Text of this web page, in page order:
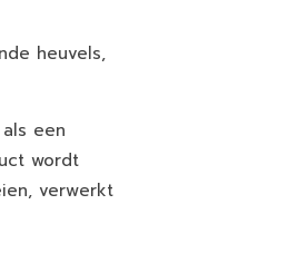
heuvels,
een
wordt
verwerkt